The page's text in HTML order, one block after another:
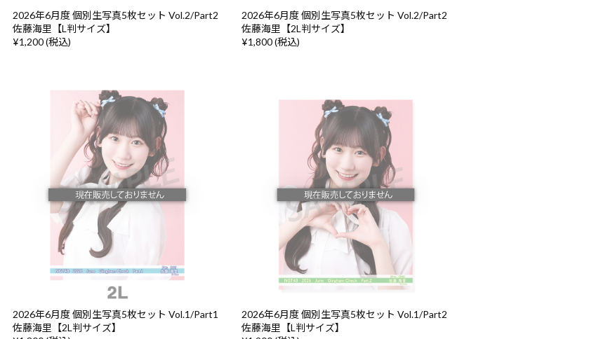
2026年6月度 個別生写真5枚セット Vol.2/Part2
佐藤海里【L判サイズ】
¥1,200 (税込)
2026年6月度 個別生写真5枚セット Vol.2/Part2
佐藤海里【2L判サイズ】
¥1,800 (税込)
2026年6月度 個別生写真5枚セット Vol.1/Part1
佐藤海里【2L判サイズ】
2026年6月度 個別生写真5枚セット Vol.1/Part2
佐藤海里【L判サイズ】